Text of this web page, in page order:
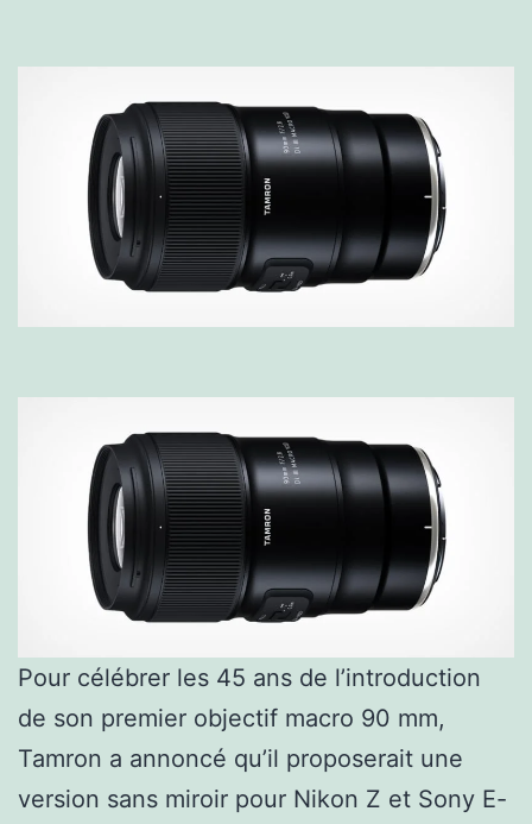
Pour célébrer les 45 ans de l’introduction
de son premier objectif macro 90 mm,
Tamron a annoncé qu’il proposerait une
version sans miroir pour Nikon Z et Sony E-